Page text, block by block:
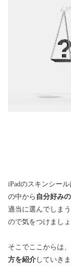
iPadのスキンシー
の中から 自分好み
適当に選んでしま
ので気をつけましょ
そこでここからは、
方を紹介 していきま